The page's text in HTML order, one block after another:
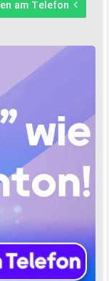
am Telefon